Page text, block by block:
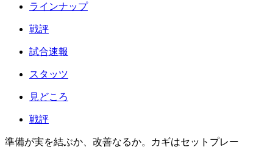
ラインナップ
戦評
試合速報
スタッツ
見どころ
戦評
準備が実を結ぶか、改善なるか。カギはセットプレー